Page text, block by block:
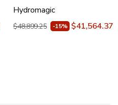
Hydromagic
$48,899.25 -15% $41,564.37